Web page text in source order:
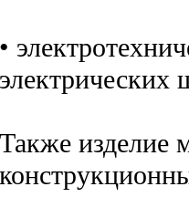
•
электрических
Также изделие